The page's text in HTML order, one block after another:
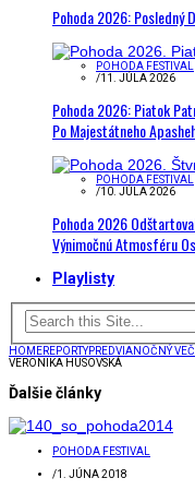
Pohoda 2026: Posledný
POHODA FESTIVAL
/11. JÚLA 2026
Pohoda 2026: Piatok
Po Majestátneho
POHODA FESTIVAL
/10. JÚLA 2026
Pohoda 2026
Výnimočnú Atmosféru
Playlisty
HOMEREPORTYPREDVIANOČNÝ
VERONIKA HUSOVSKÁ
Ďalšie články
POHODA FESTIVAL
/1. JÚNA 2018